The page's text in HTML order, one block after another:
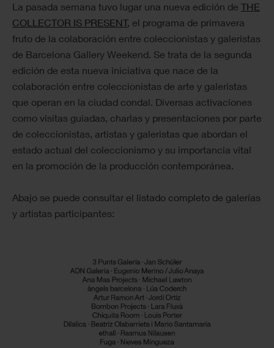
La pasada semana tuvo lugar una nueva edición de THE
COLLECTOR IS PRESENT, el programa de primavera
fruto de la colaboración entre coleccionistas y galeristas
de Barcelona Gallery Weekend. Se trata de la segunda
edición de esta nueva iniciativa que nace de la
colaboración entre coleccionistas de arte y galeristas
que operan en la ciudad condal. Diversas activaciones
como visitas guiadas, charlas y presentaciones por parte
de coleccionistas, artistas y galeristas que abordan el
estado actual del coleccionismo y su importancia vital
en la promoción de la producción contemporánea.
Abajo se puede consultar el listado completo de galerías
y artistas participantes: